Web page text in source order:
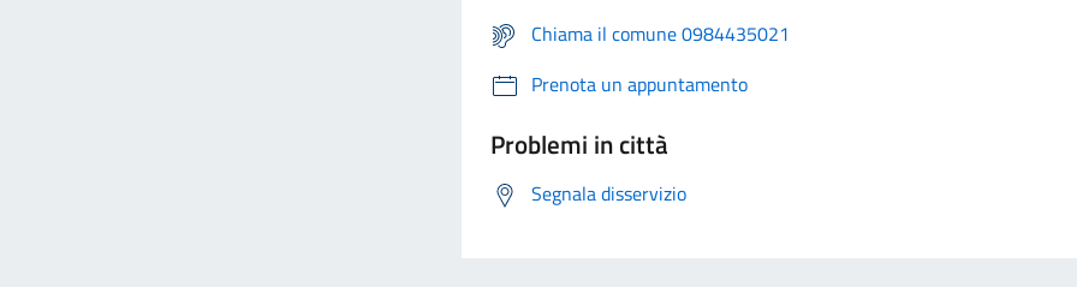
Chiama il comune 0984435021
Prenota un appuntamento
Problemi in città
Segnala disservizio